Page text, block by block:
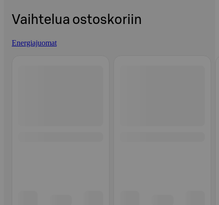
Vaihtelua ostoskoriin
Energiajuomat